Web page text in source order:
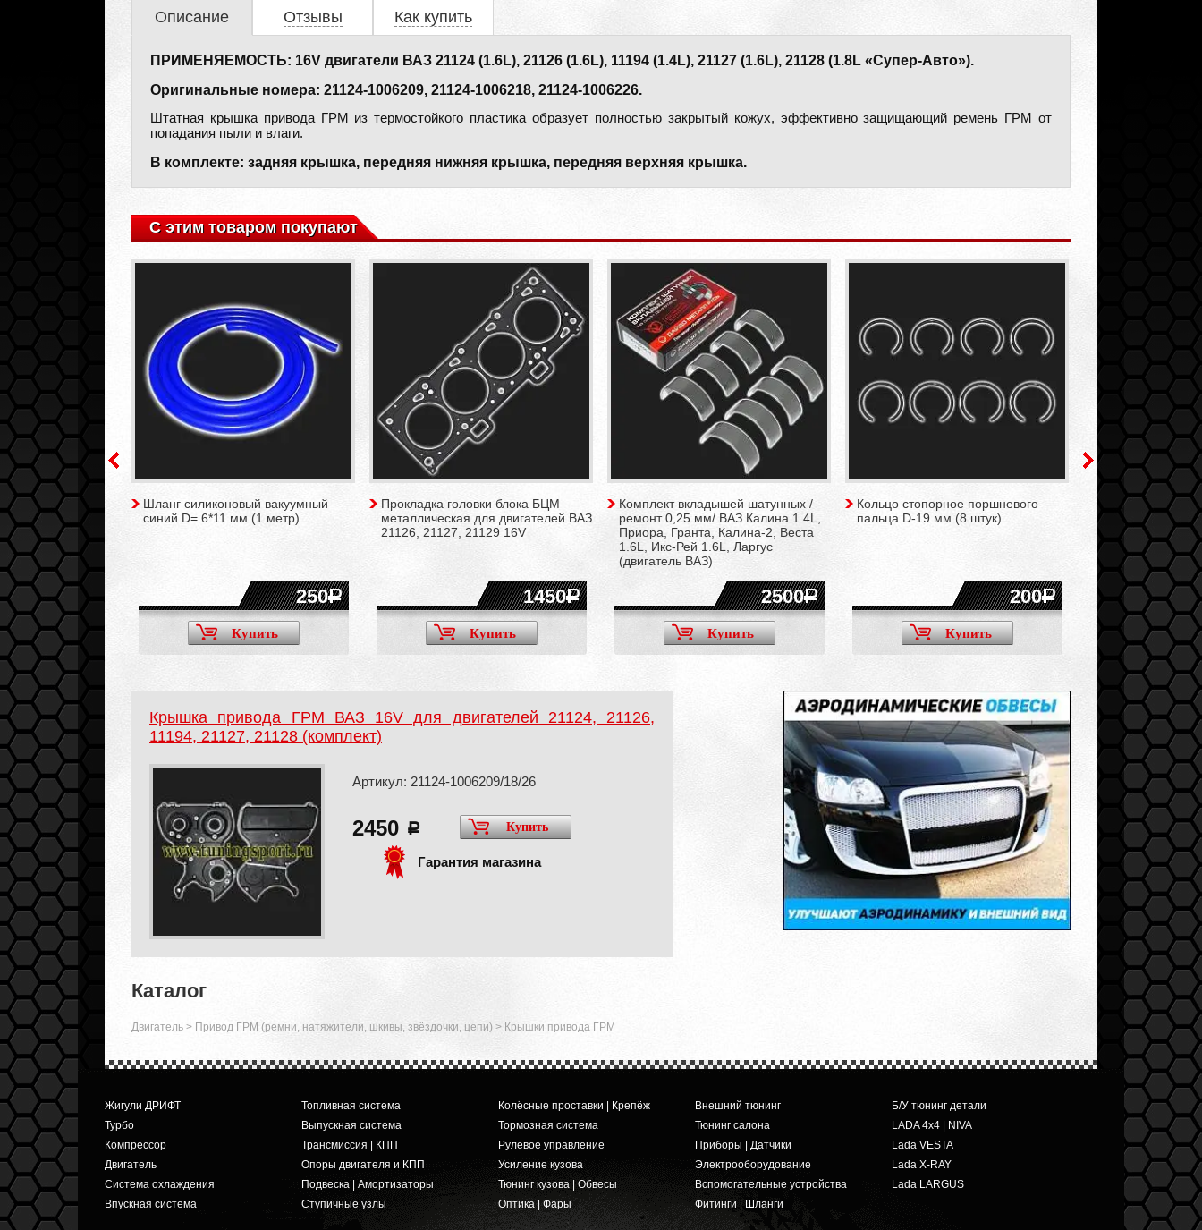
Описание Отзывы Как купить
ПРИМЕНЯЕМОСТЬ: 16V двигатели ВАЗ 21124 (1.6L), 21126 (1.6L), 11194 (1.4L), 21127 (1.6L), 21128 (1.8L «Супер-Авто»).
Оригинальные номера: 21124-1006209, 21124-1006218, 21124-1006226.
Штатная крышка привода ГРМ из термостойкого пластика образует полностью закрытый кожух, эффективно защищающий ремень ГРМ от
попадания пыли и влаги.
В комплекте: задняя крышка, передняя нижняя крышка, передняя верхняя крышка.
С этим товаром покупают
колец d82,8
4 мм (на 4
2400
Шланг силиконовый вакуумный
синий D= 6*11 мм (1 метр)
250
Купить
Прокладка головки блока БЦМ
металлическая для двигателей ВАЗ
21126, 21127, 21129 16V
1450
Купить
Комплект вкладышей шатунных /
ремонт 0,25 мм/ ВАЗ Калина 1.4L,
Приора, Гранта, Калина-2, Веста
1.6L, Икс-Рей 1.6L, Ларгус
(двигатель ВАЗ)
2500
Купить
Кольцо стопорное поршневого
пальца D-19 мм (8 штук)
200
Купить
Ролик ремня
опорный GATES
двигателей 16V
21128 (комплект)
Крышка привода ГРМ ВАЗ 16V для двигателей 21124, 21126,
11194, 21127, 21128 (комплект)
Артикул: 21124-1006209/18/26
2450 a Купить
Гарантия магазина
Каталог
Двигатель > Привод ГРМ (ремни, натяжители, шкивы, звёздочки, цепи) > Крышки привода ГРМ
Жигули ДРИФТ
Турбо
Компрессор
Двигатель
Система охлаждения
Впускная система
Топливная система
Выпускная система
Трансмиссия | КПП
Опоры двигателя и КПП
Подвеска | Амортизаторы
Ступичные узлы
Колёсные проставки | Крепёж
Тормозная система
Рулевое управление
Усиление кузова
Тюнинг кузова | Обвесы
Оптика | Фары
Внешний тюнинг
Тюнинг салона
Приборы | Датчики
Электрооборудование
Вспомогательные устройства
Фитинги | Шланги
Б/У тюнинг детали
LADA 4x4 | NIVA
Lada VESTA
Lada X-RAY
Lada LARGUS